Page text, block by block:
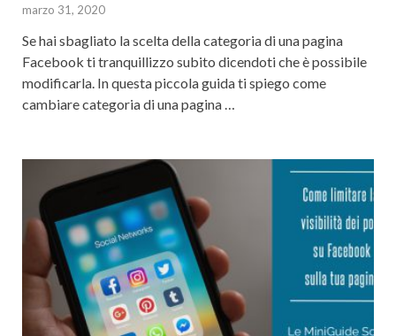
marzo 31, 2020
Se hai sbagliato la scelta della categoria di una pagina
Facebook ti tranquillizzo subito dicendoti che è possibile
modificarla. In questa piccola guida ti spiego come
cambiare categoria di una pagina …